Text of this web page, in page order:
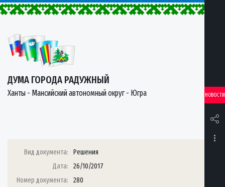
ДУМА ГОРОДА РАДУЖНЫЙ
Ханты - Мансийский автономный округ - Югра НОВОСТИ
Вид документа:
Решения
Дата:
26/10/2017
Номер документа:
280